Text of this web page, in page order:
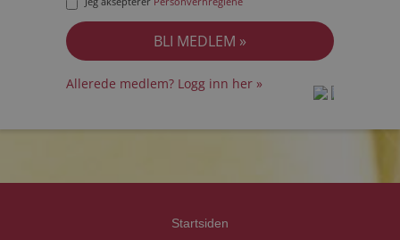
Allerede medlem? Logg inn her »
Startsiden